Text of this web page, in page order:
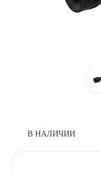
В НАЛИЧИИ